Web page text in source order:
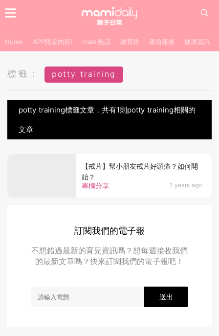
Home APP限定內容! mami熱話 教育路 產前產後 健康資訊
標籤： potty training
potty training標籤文章，共有1則potty training相關的
文章
專欄分享 7 years ago
【戒片】幫小朋友戒片好頭痛？如何開
始？
訂閱我們的電子報
不想錯過最新的育兒資訊嗎？想每週接收我們
的最新文章嗎？快來訂閱我們的電子報吧！
送出